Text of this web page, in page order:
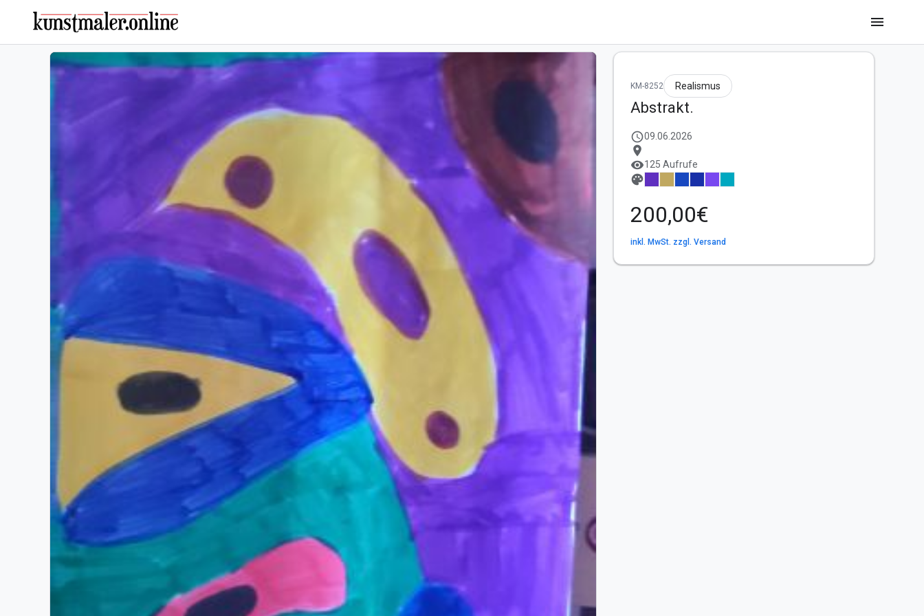
menu
KM-8252 Realismus
Abstrakt.
schedule09.06.2026
location_on
visibility125 Aufrufe
palette
200,00€
inkl. MwSt. zzgl. Versand